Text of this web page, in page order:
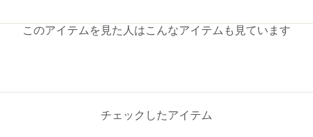
このアイテムを見た人はこんなアイテムも見ています
チェックしたアイテム